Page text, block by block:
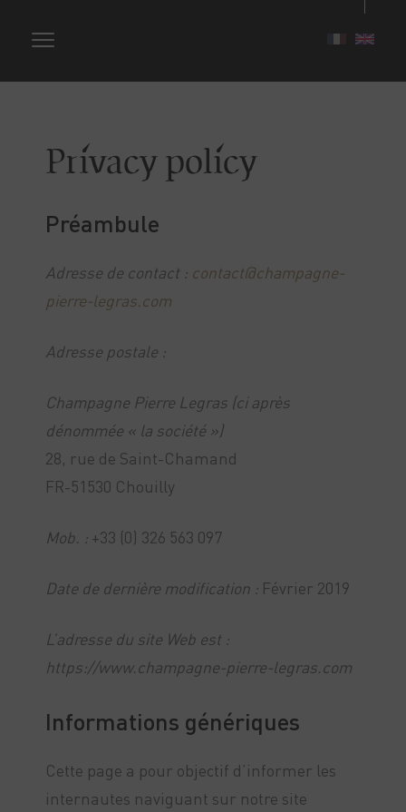
Privacy policy
Préambule
Adresse de contact : contact@champagne-
pierre-legras.com
Adresse postale :
Champagne Pierre Legras (ci après
dénommée « la société »)
28, rue de Saint-Chamand
FR-51530 Chouilly
Mob. : +33 (0) 326 563 097
Date de dernière modification : Février 2019
L’adresse du site Web est :
https://www.champagne-pierre-legras.com
Informations génériques
Cette page a pour objectif d’informer les
internautes naviguant sur notre site